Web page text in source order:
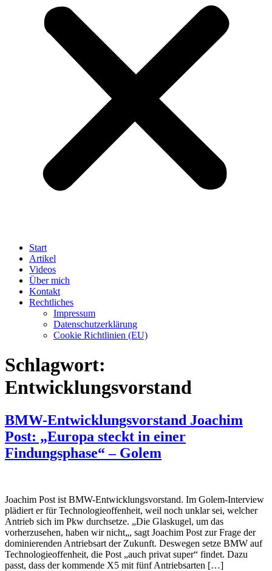
Start
Artikel
Videos
Über mich
Kontakt
Rechtliches
Impressum
Datenschutzerklärung
Cookie Richtlinien (EU)
Schlagwort:
Entwicklungsvorstand
BMW-Entwicklungsvorstand Joachim
Post: „Europa steckt in einer
Findungsphase“ – Golem
Joachim Post ist BMW-Entwicklungsvorstand. Im Golem-Interview
plädiert er für Technologieoffenheit, weil noch unklar sei, welcher
Antrieb sich im Pkw durchsetze. „Die Glaskugel, um das
vorherzusehen, haben wir nicht„, sagt Joachim Post zur Frage der
dominierenden Antriebsart der Zukunft. Deswegen setze BMW auf
Technologieoffenheit, die Post „auch privat super“ findet. Dazu
passt, dass der kommende X5 mit fünf Antriebsarten […]